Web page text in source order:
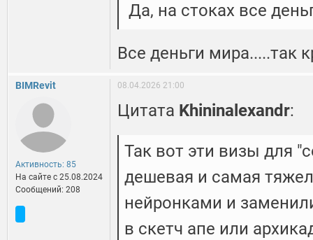
Да, на стоках все
Все деньги мира.....так
BIMRevit
Активность: 85
На сайте c 25.08.2024
Сообщений: 208
08.04.2026 21:00
Цитата Khininalexandr:
Так вот эти визы для
дешевая и самая
нейронками и
в скетч апе или